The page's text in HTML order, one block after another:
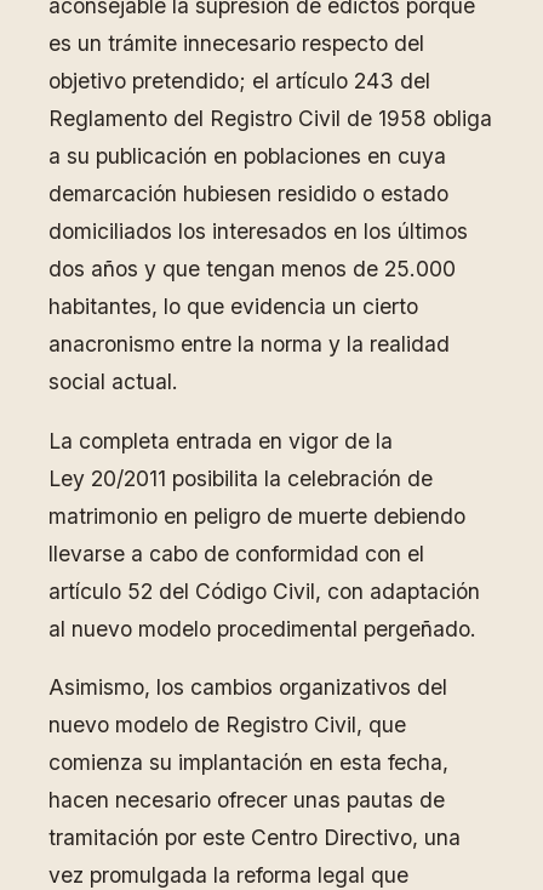
aconsejable la supresión de edictos porque
es un trámite innecesario respecto del
objetivo pretendido; el artículo 243 del
Reglamento del Registro Civil de 1958 obliga
a su publicación en poblaciones en cuya
demarcación hubiesen residido o estado
domiciliados los interesados en los últimos
dos años y que tengan menos de 25.000
habitantes, lo que evidencia un cierto
anacronismo entre la norma y la realidad
social actual.
La completa entrada en vigor de la
Ley 20/2011 posibilita la celebración de
matrimonio en peligro de muerte debiendo
llevarse a cabo de conformidad con el
artículo 52 del Código Civil, con adaptación
al nuevo modelo procedimental pergeñado.
Asimismo, los cambios organizativos del
nuevo modelo de Registro Civil, que
comienza su implantación en esta fecha,
hacen necesario ofrecer unas pautas de
tramitación por este Centro Directivo, una
vez promulgada la reforma legal que